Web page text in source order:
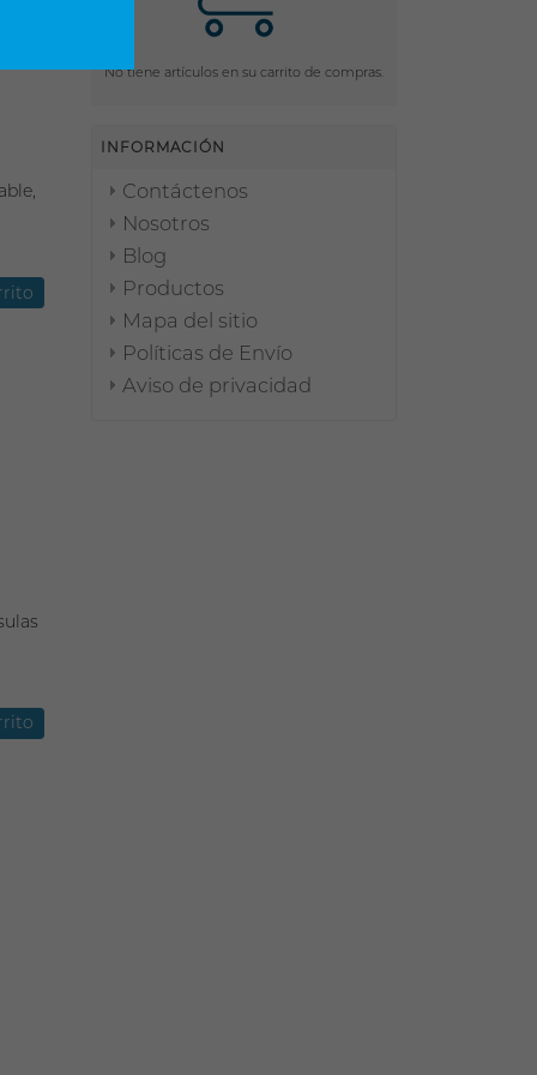
No tiene artículos en su carrito de compras.
INFORMACIÓN
Contáctenos
Nosotros
Blog
Productos
Mapa del sitio
Políticas de Envío
Aviso de privacidad